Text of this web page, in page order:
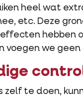
heel wat
etc. Deze
hebben
voegen we
zelf te doen,